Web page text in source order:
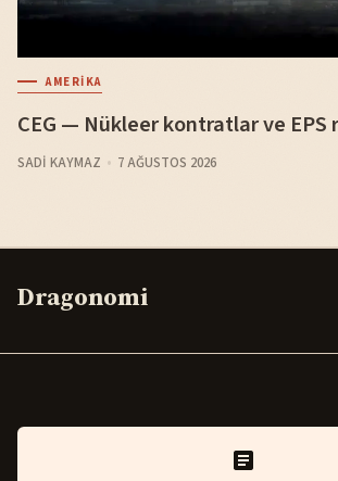
AMERIKA
CEG — Nükleer kontratlar ve EPS
SADI KAYMAZ 7 AĞUSTOS 2026
Dragonomi